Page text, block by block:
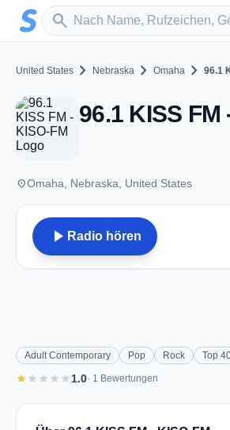
Zum Hauptinhalt springen
search
Sender suchen
United States chevron_right Nebraska chevron_right Omaha chevron_right 96.1
placeOmaha, Nebraska, United States
play_arrow Radio hören
Adult Contemporary Pop Rock Top
starstar star star star1.0· 1 Bewertungen